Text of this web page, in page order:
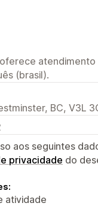
atendimento
(brasil).
BC, V3L
aos seguintes
privacidade do
atividade